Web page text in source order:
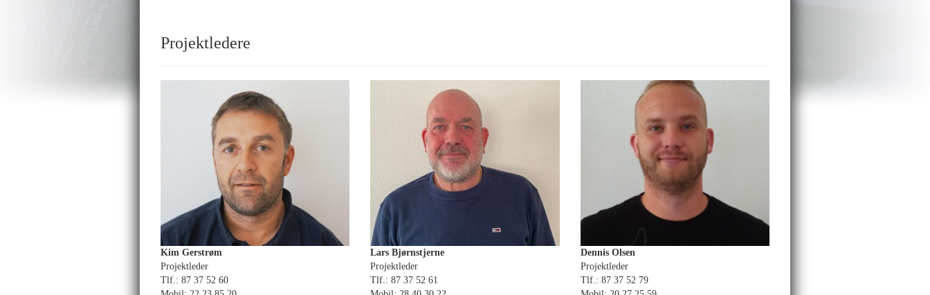
Projektledere
Kim Gerstrøm
Projektleder
Tlf.: 87 37 52 60
Lars Bjørnstjerne
Projektleder
Tlf.: 87 37 52 61
Dennis Olsen
Projektleder
Tlf.: 87 37 52 79